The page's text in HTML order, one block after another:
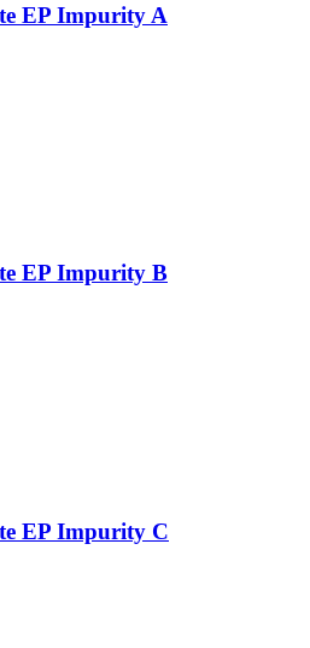
EP Impurity A
EP Impurity B
EP Impurity C